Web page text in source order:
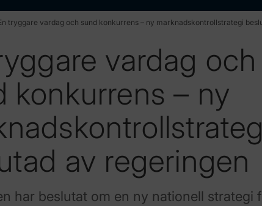
tryggare vardag och sund konkurrens – ny marknadskontrollstrategi
vardag och
konkurrens – ny
av regeringen
har beslutat om en ny nationell strategi